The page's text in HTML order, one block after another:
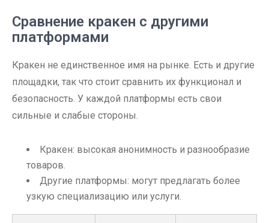
Сравнение кракен с другими
платформами
Кракен не единственное имя на рынке. Есть и другие
площадки, так что стоит сравнить их функционал и
безопасность. У каждой платформы есть свои
сильные и слабые стороны.
Кракен: высокая анонимность и разнообразие
товаров.
Другие платформы: могут предлагать более
узкую специализацию или услуги.